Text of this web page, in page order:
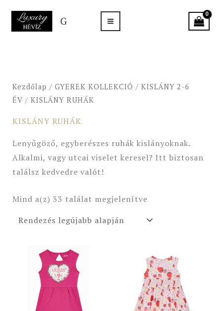
G
Kezdőlap / GYEREK KOLLEKCIÓ / KISLÁNY 2-6
ÉV / KISLÁNY RUHÁK
KISLÁNY RUHÁK
Lenyűgöző, egyberészes ruhák kislányoknak.
Alkalmi, vagy utcai viselet keresel? Itt biztosan
találsz kedvedre valót!
Mind a(z) 33 találat megjelenítve